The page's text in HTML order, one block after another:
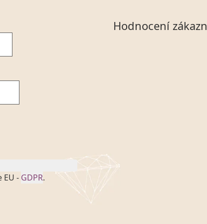
EU - GDPR.
101/2000 Sb. v
veškerých
Hodnocení